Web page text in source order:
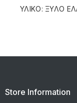
ΥΛΙΚΟ: ΞΥΛΟ
Store Information